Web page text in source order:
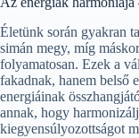
Életünk során gyakran
simán megy, míg
folyamatosan. Ezek a
fakadnak, hanem belső
energiáinak
annak, hogy
kiegyensúlyozottságot